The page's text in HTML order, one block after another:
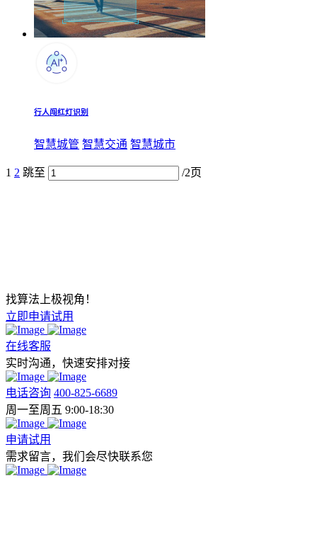
行人闯红灯识别
智慧城管 智慧交通 智慧城市
1 2 跳至 /2页
找算法上极视角！
立即申请试用
在线客服
实时沟通，快速安排对接
电话咨询 400-825-6689
周一至周五 9:00-18:30
申请试用
需求留言，我们会尽快联系您